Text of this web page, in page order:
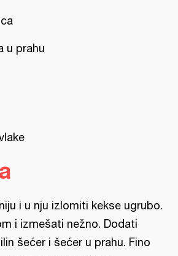
u prahu
i u nju izlomiti kekse ugrubo.
i izmešati nežno. Dodati
šećer i šećer u prahu. Fino